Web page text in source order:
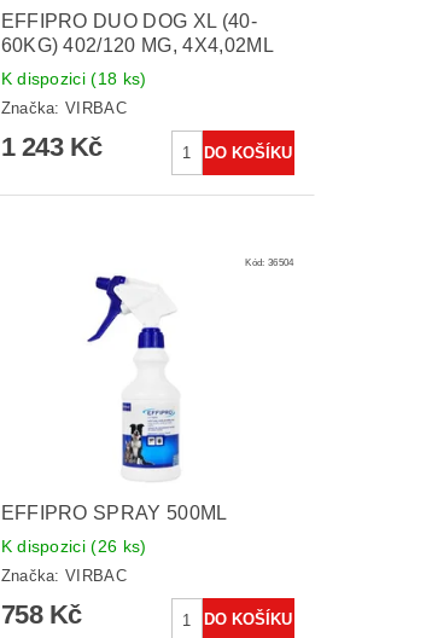
EFFIPRO DUO DOG XL (40-
60KG) 402/120 MG, 4X4,02ML
K dispozici(18 ks)
Značka:VIRBAC
1 243 Kč
Kód:36504
EFFIPRO SPRAY 500ML
K dispozici(26 ks)
Značka:VIRBAC
758 Kč